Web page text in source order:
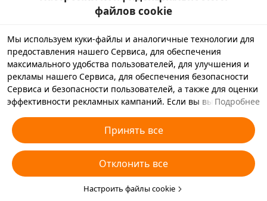
конфиденциальности
файлов cookie
Мы используем куки-файлы и аналогичные технологии для
предоставления нашего Сервиса, для обеспечения
максимального удобства пользователей, для улучшения и
рекламы нашего Сервиса, для обеспечения безопасности
Сервиса и безопасности пользователей, а также для оценки
эффективности рекламных кампаний. Если вы выбираете
с которыми мы работаем, будем хранить куки-файлы и
использовать аналогичные технологии на вашем
устройстве в рекламных целях. Вы также можете выбрать
«Отклонить все», чтобы отклонить все необязательные
куки-файлы, или выбрать, какие типы куки-файлов
необходимо принять или отклонить. Для этого нажмите
Подробнее
Принять все
Отклонить все
Настроить файлы cookie